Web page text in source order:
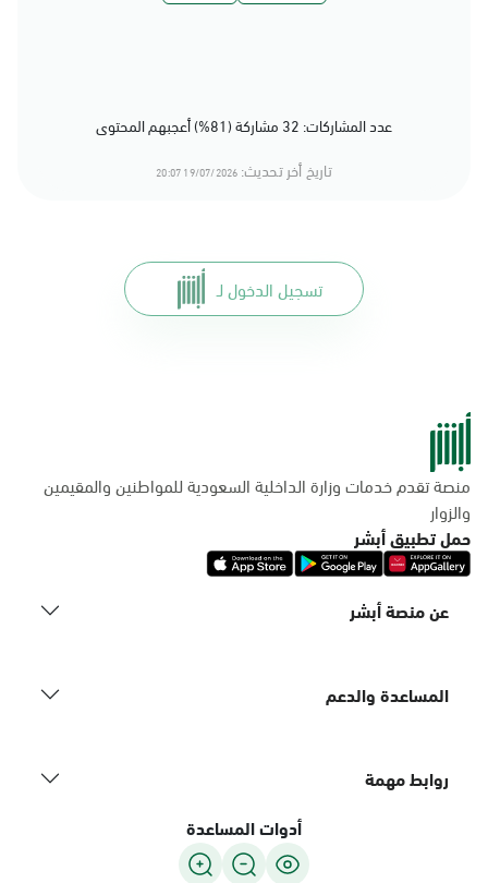
عدد المشاركات: 32 مشاركة (81%) أعجبهم المحتوى
تاريخ أخر تحديث: 19/07/2026 20:07
تسجيل الدخول لـ
منصة تقدم خدمات وزارة الداخلية السعودية للمواطنين والمقيمين
والزوار
حمل تطبيق أبشر
عن منصة أبشر
المساعدة والدعم
روابط مهمة
أدوات المساعدة